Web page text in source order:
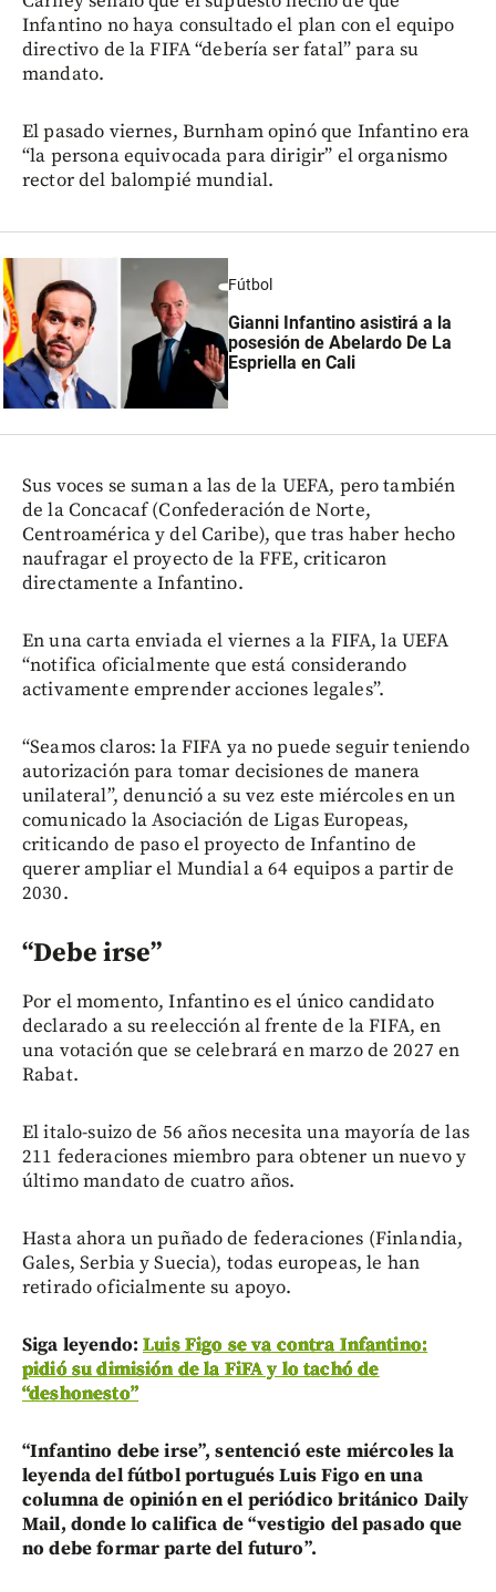
Infantino no haya consultado el plan con el equipo
directivo de la FIFA “debería ser fatal” para su
mandato.
El pasado viernes, Burnham opinó que Infantino era
“la persona equivocada para dirigir” el organismo
rector del balompié mundial.
Fútbol
Gianni Infantino asistirá a la
posesión de Abelardo De La
Espriella en Cali
Sus voces se suman a las de la UEFA, pero también
de la Concacaf (Confederación de Norte,
Centroamérica y del Caribe), que tras haber hecho
naufragar el proyecto de la FFE, criticaron
directamente a Infantino.
En una carta enviada el viernes a la FIFA, la UEFA
“notifica oficialmente que está considerando
activamente emprender acciones legales”.
“Seamos claros: la FIFA ya no puede seguir teniendo
autorización para tomar decisiones de manera
unilateral”, denunció a su vez este miércoles en un
comunicado la Asociación de Ligas Europeas,
criticando de paso el proyecto de Infantino de
querer ampliar el Mundial a 64 equipos a partir de
2030.
“Debe irse”
Por el momento, Infantino es el único candidato
declarado a su reelección al frente de la FIFA, en
una votación que se celebrará en marzo de 2027 en
Rabat.
El italo-suizo de 56 años necesita una mayoría de las
211 federaciones miembro para obtener un nuevo y
último mandato de cuatro años.
Hasta ahora un puñado de federaciones (Finlandia,
Gales, Serbia y Suecia), todas europeas, le han
retirado oficialmente su apoyo.
Siga leyendo:Luis Figo se va contra Infantino:
pidió su dimisión de la FiFA y lo tachó de
“deshonesto”
“Infantino debe irse”, sentenció este miércoles la
leyenda del fútbol portugués Luis Figo en una
columna de opinión en el periódico británico Daily
Mail, donde lo califica de “vestigio del pasado que
no debe formar parte del futuro”.